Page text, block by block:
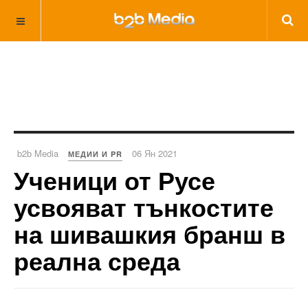
b2b Media МЕДИИ И PR 06 Ян 2021
Ученици от Русе
усвояват тънкостите
на шивашкия бранш в
реална среда